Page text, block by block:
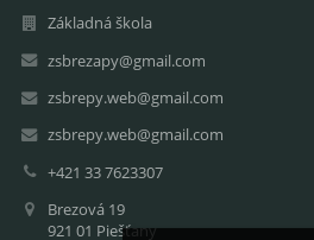
Základná škola
zsbrezapy@gmail.com
zsbrepy.web@gmail.com
zsbrepy.web@gmail.com
+421 33 7623307
Brezová 19
921 01 Piešťany